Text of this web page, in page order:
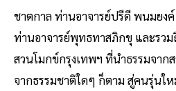
ชาตกาล ท่านอาจารย์ปรีดี พนมยง
ท่านอาจารย์พุทธทาสภิกขุ และรว
สวนโมกข์กรุงเทพฯ ที่นำธรรมจาก
จากธรรมชาติใดๆ ก็ตาม สู่คนรุ่นใ